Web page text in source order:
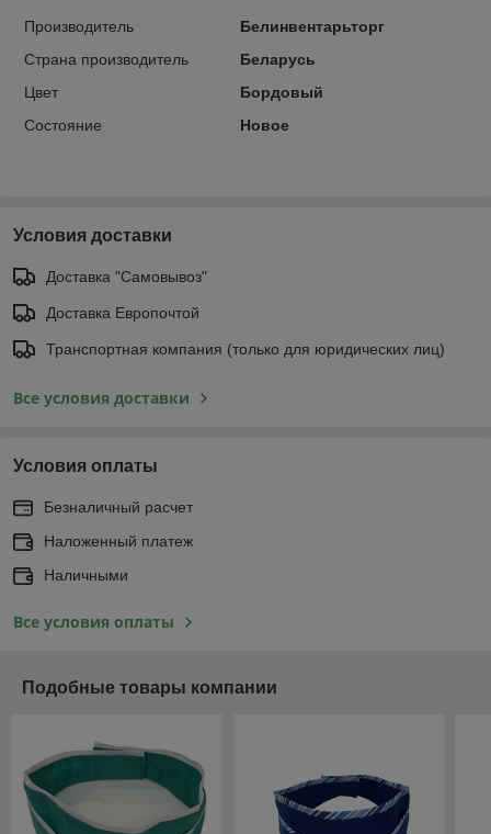
Производитель
Белинвентарьторг
Страна производитель
Беларусь
Цвет
Бордовый
Состояние
Новое
Условия доставки
Доставка "Самовывоз"
Доставка Европочтой
Транспортная компания (только для юридических лиц)
Все условия доставки
Условия оплаты
Безналичный расчет
Наложенный платеж
Наличными
Все условия оплаты
Подобные товары компании